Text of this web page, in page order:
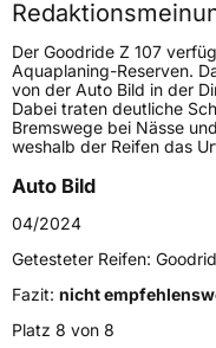
Höchstgeschwindigkeit
Lastindex84
Höchstlast500 kg
Gewicht (in kg)7,26 kg
FahrzeugtypPKW
Verwendung
Modellname
Der Goodride Z 107
Aquaplaning-Reserven.
von der Auto Bild in der
Dabei traten deutliche
Bremswege bei Nässe
weshalb der Reifen das
Auto Bild
04/2024
Getesteter Reifen:
Fazit: nicht
Platz 8 von 8